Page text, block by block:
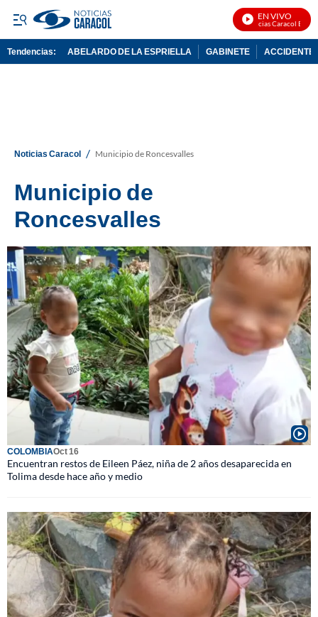
EN VIVO
Noticias Caracol En Vivo
Tendencias: ABELARDO DE LA ESPRIELLA GABINETE ACCIDENTE
Noticias Caracol / Municipio de Roncesvalles
Municipio de
Roncesvalles
COLOMBIAOct 16
Encuentran restos de Eileen Páez, niña de 2 años desaparecida en
Tolima desde hace año y medio